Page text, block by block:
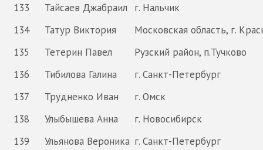
133
Тайсаев Джабраил
г. Нальчик
134
Татур Виктория
Московская область, г.
135
Тетерин Павел
Рузский район, п.Тучково
136
Тибилова Галина
г. Санкт-Петербург
137
Трудненко Иван
г. Омск
138
Улыбышева Анна
г. Новосибирск
139
Ульянова Вероника г. Санкт-Петербург